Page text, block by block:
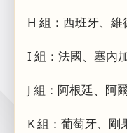
H 組：西班牙、
I 組：法國、塞內
J 組：阿根廷、阿
K 組：葡萄牙、剛